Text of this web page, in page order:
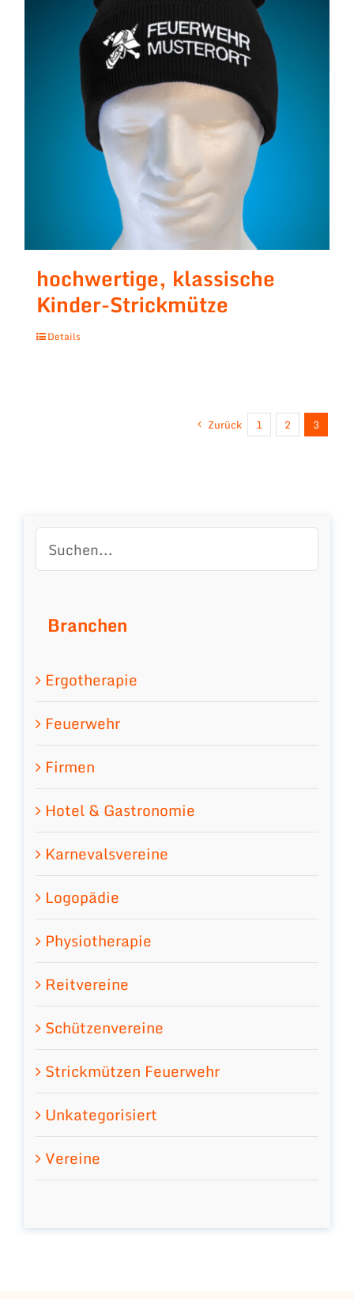
hochwertige, klassische
Kinder-Strickmütze
Details
Zurück 1 2 3
Branchen
Ergotherapie
Feuerwehr
Firmen
Hotel & Gastronomie
Karnevalsvereine
Logopädie
Physiotherapie
Reitvereine
Schützenvereine
Strickmützen Feuerwehr
Unkategorisiert
Vereine